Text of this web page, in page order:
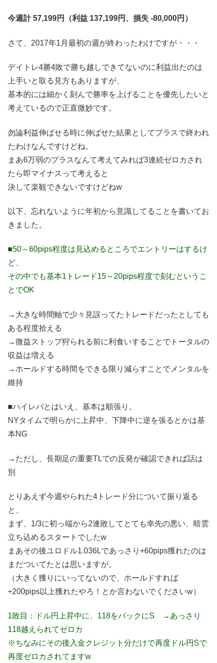
今週計 57,199円（利益 137,199円、損失 -80,000円）
さて、2017年1月最初の週が終わったわけですが・・・
デイトレ4勝4敗で勝ち越しできてないのに利益出たのは
上手いと取る見方もありますが、
基本的には細かく刻んで勝率を上げることを優先したいと
考えているので正直微妙です。
勿論利益伸ばせる時に伸ばせた結果としてプラスで終われ
たわけなんですけどね。
まあ6万弱のプラスなんて考えてみれば3連続ゼロカされ
たら即マイナスって考えると
決して楽観できないですけどねw
以下、忘れないように年初から意識してることを書いてお
きました。
■50～60pips程度は見込めるところでエントリーはするけ
ど、
その中でも基本1トレード15～20pips程度で刻むというこ
とでOK
→大きな時間軸で少々見誤ってたトレードだったとしても
ある程度拾える
→微益ストップ狩られる前に利食いすることでトータルの
収益は増える
→ホールドする時間をできる限り減らすことでメンタルを
維持
■ハイレバとはいえ、基本は順張り。
NYタイムで明らかに上昇中、下降中に逆を張るとかは基
本NG
→ただし、長期足の重要TLでの反発が確認できれば話は
別
とりあえず今週やられた4トレード分について振り返る
と、
まず、1/3に初っ端から2連敗してとても幸先の悪い、暗雲
立ち込めるスタートでしたw
まあその後ユロドル1.036Lであっさり+60pips獲れたのは
まだついてたとは思いますが。
（大きく獲りにいってないので、ホールドすれば
+200pips以上獲れたやろ！とか言わないでくださいw）
1敗目：ドル円上昇中に、118をバックにS →あっさり
118越えられてゼロカ
※ちなみにその後入金クレジット分だけで再度ドル円Sで
再度ゼロカされてますw